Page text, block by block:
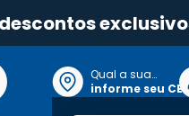
descontos
Qual a sua
localização?
informe seu CEP